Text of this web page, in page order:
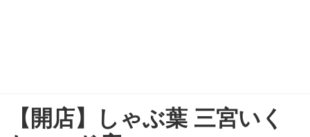
【開店】しゃぶ葉 三宮いく